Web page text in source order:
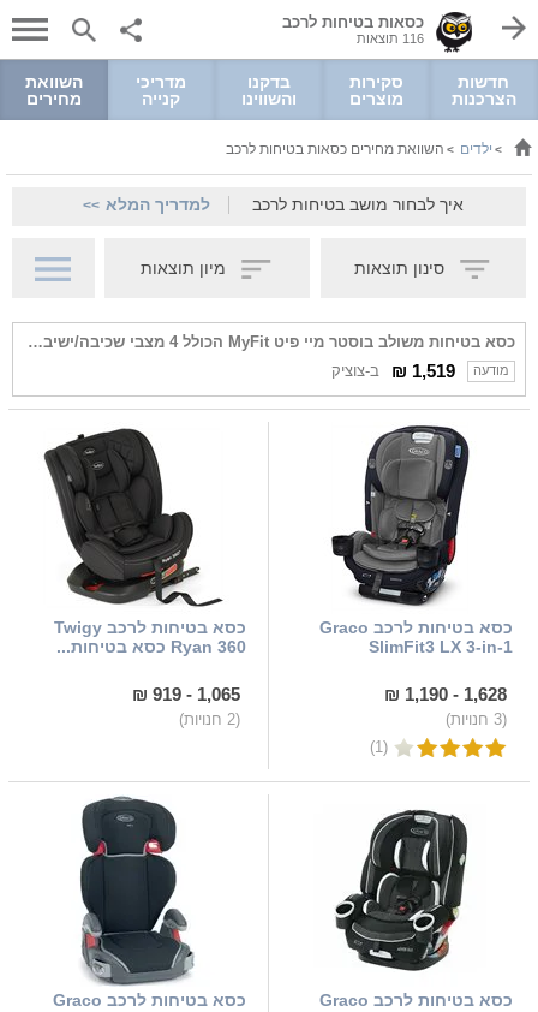
כסאות בטיחות לרכב
116 תוצאות
חדשות
הצרכנות
סקירות
מוצרים
בדקנו
והשווינו
מדריכי
קנייה
השוואת
מחירים
> ילדים > השוואת מחירים כסאות בטיחות לרכב
איך לבחור מושב בטיחות לרכב למדריך המלא >>
סינון תוצאות מיון תוצאות
כסא בטיחות משולב בוסטר מיי פיט MyFit הכולל 4 מצבי שכיבה/ישיבה - שחור Notte
מודעה 1,519 ₪ ב-צוציק
כסא בטיחות לרכב Graco
SlimFit3 LX 3-in-1
1,628 - 1,190 ₪
(3 חנויות)
(1)
כסא בטיחות לרכב Twigy
Ryan 360 כסא בטיחות...
1,065 - 919 ₪
(2 חנויות)
כסא בטיחות לרכב Graco
כסא בטיחות לרכב Graco